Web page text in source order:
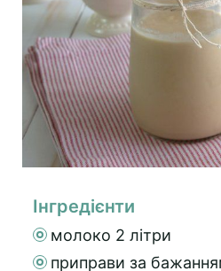
Інгредієнти
молоко 2 літри
приправи за